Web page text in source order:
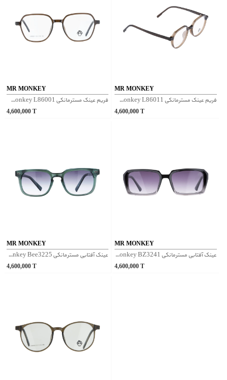
MR MONKEY
فریم عینک مسترمانکی Mr Monkey L86001 - قهوه‌ای
4,600,000T
MR MONKEY
فریم عینک مسترمانکی Mr Monkey L86011 - قهوه‌ای
4,600,000 T
MR MONKEY
عینک آفتابی مسترمانکی Mr Monkey Bee3225 - سبز
4,600,000T
MR MONKEY
عینک آفتابی مسترمانکی Mr Monkey BZ3241 - بنفش
4,600,000 T